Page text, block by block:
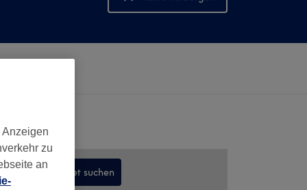
Karte anzeigen
In diesem Gebiet suchen
zu
an